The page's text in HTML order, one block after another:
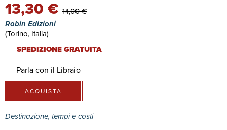
13,30 € 14,00 €
Robin Edizioni
(Torino, Italia)
SPEDIZIONE GRATUITA
Parla con il Libraio
ACQUISTA
Destinazione, tempi e costi